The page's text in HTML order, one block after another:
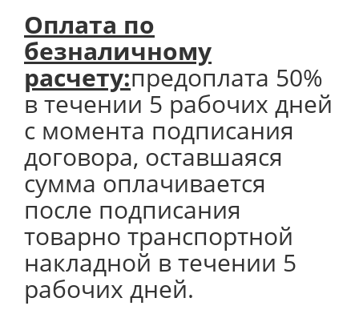
Оплата по
безналичному
расчету:предоплата 50%
в течении 5 рабочих дней
с момента подписания
договора, оставшаяся
сумма оплачивается
после подписания
товарно транспортной
накладной в течении 5
рабочих дней.